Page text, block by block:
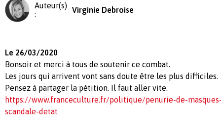
Auteur(s)
:
Virginie Debroise
Le 26/03/2020
Bonsoir et merci à tous de soutenir ce combat.
Les jours qui arrivent vont sans doute être les plus difficiles.
Pensez à partager la pétition. Il faut aller vite.
https://www.franceculture.fr/politique/penurie-de-
scandale-detat